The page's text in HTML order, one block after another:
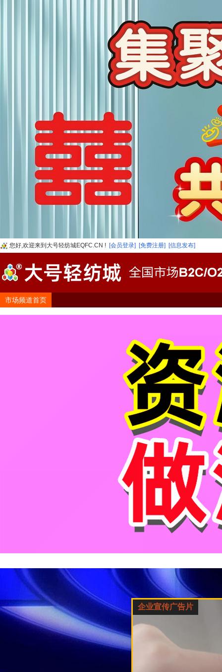
您好,欢迎来到大号轻纺城EQFC.CN ! [会员登录] [免费注册] [信息发布]
市场频道首页
企业宣传广告片